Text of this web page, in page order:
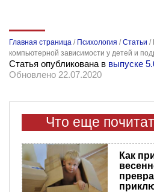
Главная страница / Психология /Статьи /
компьютерной зависимости у детей и
Статья опубликована в выпуске
Обновлено 22.07.2020
Что еще
Как